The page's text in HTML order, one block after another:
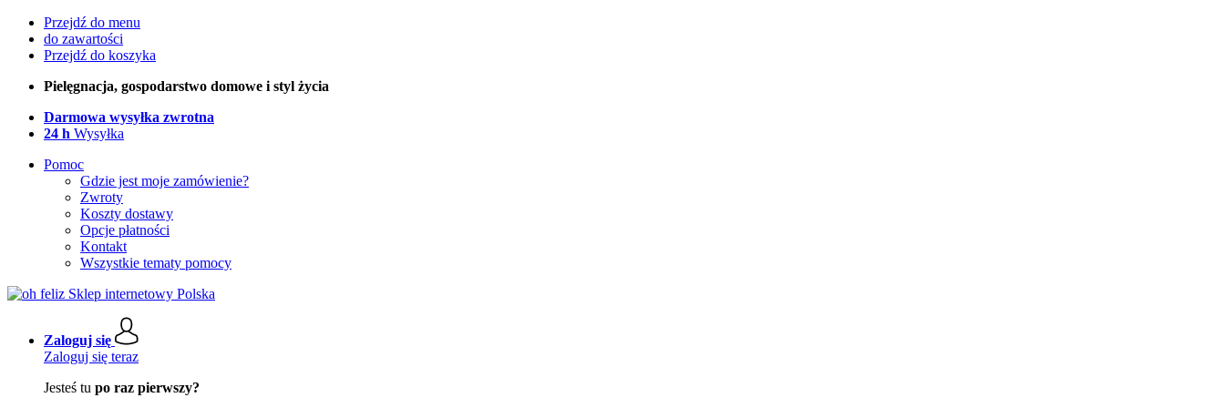
Przejdź do menu
do zawartości
Przejdź do koszyka
Pielęgnacja, gospodarstwo domowe i styl życia
Darmowa wysyłka zwrotna
24 h Wysyłka
Pomoc
Gdzie jest moje zamówienie?
Zwroty
Koszty dostawy
Opcje płatności
Kontakt
Wszystkie tematy pomocy
Zaloguj się
Zaloguj się teraz
Jesteś tu po raz pierwszy?